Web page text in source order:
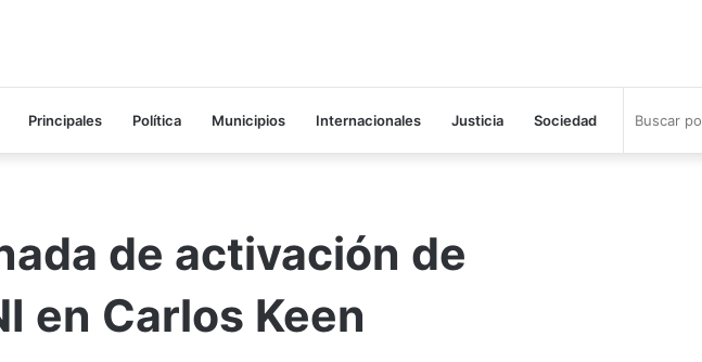
Principales Política Municipios Internacionales Justicia Sociedad
de activación de
en Carlos Keen